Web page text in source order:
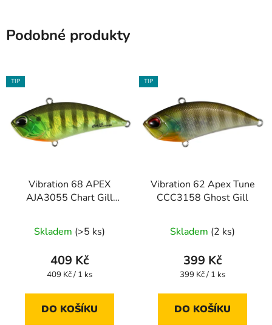
Podobné produkty
TIP
Vibration 68 APEX
AJA3055 Chart Gill
Skladem (>5 ks)
409 Kč
Měrná
409 Kč / 1 ks
DO KOŠÍKU
TIP
Vibration 62 Apex Tune
CCC3158 Ghost Gill
Skladem (2 ks)
399 Kč
Měrná
399 Kč / 1 ks
DO KOŠÍKU